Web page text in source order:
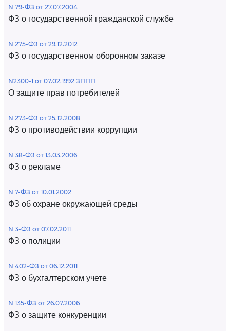
N 79-ФЗ от 27.07.2004
ФЗ о государственной гражданской службе
N 275-ФЗ от 29.12.2012
ФЗ о государственном оборонном заказе
N2300-1 от 07.02.1992 ЗППП
О защите прав потребителей
N 273-ФЗ от 25.12.2008
ФЗ о противодействии коррупции
N 38-ФЗ от 13.03.2006
ФЗ о рекламе
N 7-ФЗ от 10.01.2002
ФЗ об охране окружающей среды
N 3-ФЗ от 07.02.2011
ФЗ о полиции
N 402-ФЗ от 06.12.2011
ФЗ о бухгалтерском учете
N 135-ФЗ от 26.07.2006
ФЗ о защите конкуренции